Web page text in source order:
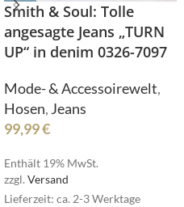
Smith & Soul: Tolle
angesagte Jeans „TURN
UP“ in denim 0326-7097
Mode- & Accessoirewelt,
Hosen, Jeans
99,99€
Enthält 19% MwSt.
zzgl. Versand
Lieferzeit: ca. 2-3 Werktage